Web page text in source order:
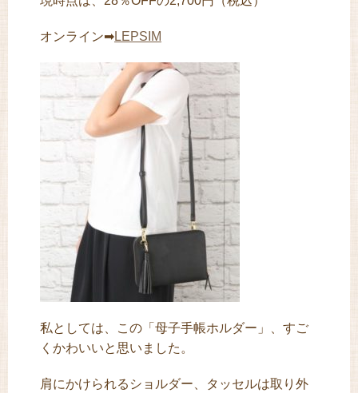
オンライン➡LEPSIM
私としては、この「母子手帳ホルダー」、すご
くかわいいと思いました。
肩にかけられるショルダー、タッセルは取り外